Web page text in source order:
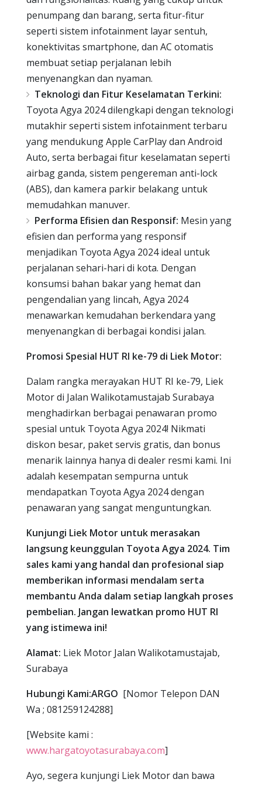
penumpang dan barang, serta fitur-fitur
seperti sistem infotainment layar sentuh,
konektivitas smartphone, dan AC otomatis
membuat setiap perjalanan lebih
menyenangkan dan nyaman.
Teknologi dan Fitur Keselamatan Terkini:
Toyota Agya 2024 dilengkapi dengan teknologi
mutakhir seperti sistem infotainment terbaru
yang mendukung Apple CarPlay dan Android
Auto, serta berbagai fitur keselamatan seperti
airbag ganda, sistem pengereman anti-lock
(ABS), dan kamera parkir belakang untuk
memudahkan manuver.
Performa Efisien dan Responsif: Mesin yang
efisien dan performa yang responsif
menjadikan Toyota Agya 2024 ideal untuk
perjalanan sehari-hari di kota. Dengan
konsumsi bahan bakar yang hemat dan
pengendalian yang lincah, Agya 2024
menawarkan kemudahan berkendara yang
menyenangkan di berbagai kondisi jalan.
Promosi Spesial HUT RI ke-79 di Liek Motor:
Dalam rangka merayakan HUT RI ke-79, Liek
Motor di Jalan Walikotamustajab Surabaya
menghadirkan berbagai penawaran promo
spesial untuk Toyota Agya 2024! Nikmati
diskon besar, paket servis gratis, dan bonus
menarik lainnya hanya di dealer resmi kami. Ini
adalah kesempatan sempurna untuk
mendapatkan Toyota Agya 2024 dengan
penawaran yang sangat menguntungkan.
Kunjungi Liek Motor untuk merasakan
langsung keunggulan Toyota Agya 2024. Tim
sales kami yang handal dan profesional siap
memberikan informasi mendalam serta
membantu Anda dalam setiap langkah proses
pembelian. Jangan lewatkan promo HUT RI
yang istimewa ini!
Alamat: Liek Motor Jalan Walikotamustajab,
Surabaya
Hubungi Kami:ARGO [Nomor Telepon DAN
Wa ; 081259124288]
[Website kami :
www.hargatoyotasurabaya.com]
Ayo, segera kunjungi Liek Motor dan bawa